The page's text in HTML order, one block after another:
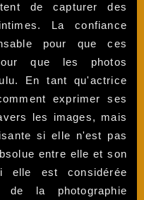
de capturer des
La confiance
pour que ces
que les photos
En tant qu'actrice
exprimer ses
les images, mais
si elle n'est pas
entre elle et son
elle est considérée
de la photographie